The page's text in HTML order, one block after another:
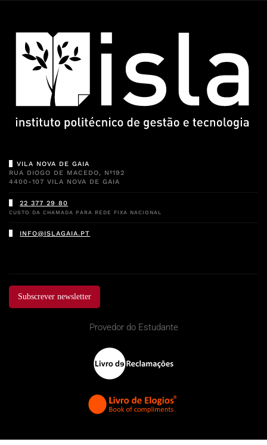
VILA NOVA DE GAIA
RUA DIOGO DE MACEDO, Nº192
4400-107 VILA NOVA DE GAIA
22 377 29 80
CUSTO DA CHAMADA PARA REDE FIXA NACIONAL
INFO@ISLAGAIA.PT
Subscrever newsletter
Provedor do Estudante